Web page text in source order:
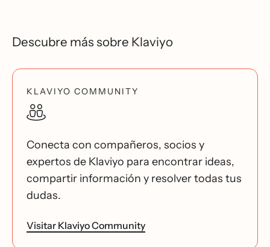
Descubre más sobre Klaviyo
KLAVIYO COMMUNITY
Conecta con compañeros, socios y
expertos de Klaviyo para encontrar ideas,
compartir información y resolver todas tus
dudas.
Visitar Klaviyo Community